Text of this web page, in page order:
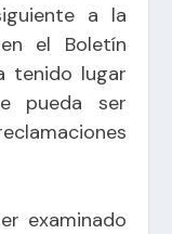
a la
el Boletín
tenido lugar
pueda ser
examinado